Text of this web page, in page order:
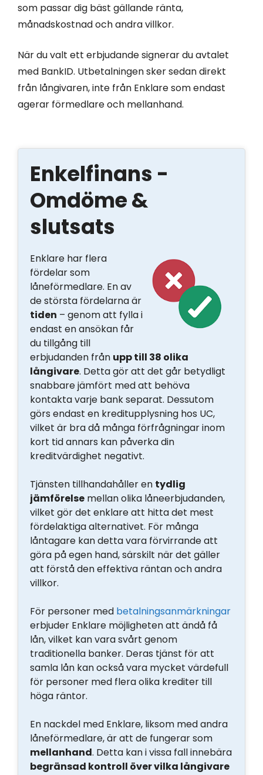
som passar dig bäst gällande ränta,
månadskostnad och andra villkor.
När du valt ett erbjudande signerar du avtalet
med BankID. Utbetalningen sker sedan direkt
från långivaren, inte från Enklare som endast
agerar förmedlare och mellanhand.
Enkelfinans -
Omdöme &
slutsats
Enklare har flera
fördelar som
låneförmedlare. En av
de största fördelarna är
tiden – genom att fylla i
endast en ansökan får
du tillgång till
erbjudanden från upp till 38 olika
långivare. Detta gör att det går betydligt
snabbare jämfört med att behöva
kontakta varje bank separat. Dessutom
görs endast en kreditupplysning hos UC,
vilket är bra då många förfrågningar inom
kort tid annars kan påverka din
kreditvärdighet negativt.
Tjänsten tillhandahåller en tydlig
jämförelse mellan olika låneerbjudanden,
vilket gör det enklare att hitta det mest
fördelaktiga alternativet. För många
låntagare kan detta vara förvirrande att
göra på egen hand, särskilt när det gäller
att förstå den effektiva räntan och andra
villkor.
För personer med betalningsanmärkningar
erbjuder Enklare möjligheten att ändå få
lån, vilket kan vara svårt genom
traditionella banker. Deras tjänst för att
samla lån kan också vara mycket värdefull
för personer med flera olika krediter till
höga räntor.
En nackdel med Enklare, liksom med andra
låneförmedlare, är att de fungerar som
mellanhand. Detta kan i vissa fall innebära
begränsad kontroll över vilka långivare